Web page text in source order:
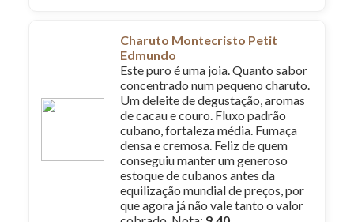
Charuto Montecristo Petit
Edmundo
Este puro é uma joia. Quanto sabor
concentrado num pequeno charuto.
Um deleite de degustação, aromas
de cacau e couro. Fluxo padrão
cubano, fortaleza média. Fumaça
densa e cremosa. Feliz de quem
conseguiu manter um generoso
estoque de cubanos antes da
equilização mundial de preços, por
que agora já não vale tanto o valor